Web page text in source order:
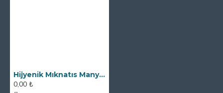
Hijyenik Mıknatıs Manyetik Filtre - 1 1/2″ - DN40
0,00 ₺